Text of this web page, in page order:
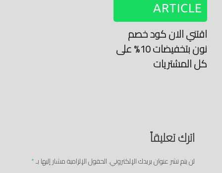
ARTICLE
اقتني الان كود خصم
نون بتخفيضات 10% على
كل المشتريات
اترك تعليقاً
لن يتم نشر عنوان بريدك الإلكتروني.الحقول الإلزامية مشار إليها بـ*